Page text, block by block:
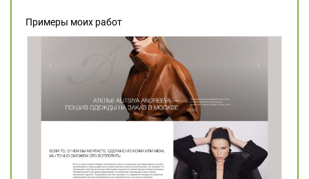
Примеры моих работ